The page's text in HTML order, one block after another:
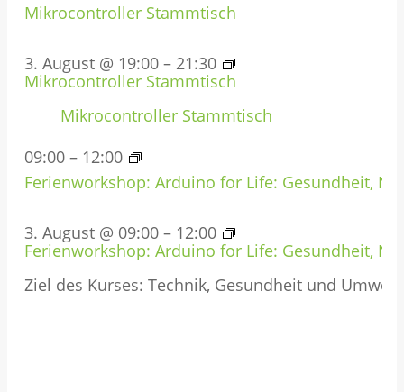
Mikrocontroller Stammtisch
3. August @ 19:00 – 21:30
Mikrocontroller Stammtisch
Mikrocontroller Stammtisch
09:00 – 12:00
Ferienworkshop: Arduino for Life: Gesundheit,
3. August @ 09:00 – 12:00
Ferienworkshop: Arduino for Life: Gesundheit,
Ziel des Kurses: Technik, Gesundheit und